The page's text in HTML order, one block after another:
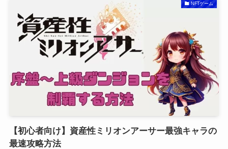
NFTゲーム
【初心者向け】資産性ミリオンアーサー最強キャラの
最速攻略方法